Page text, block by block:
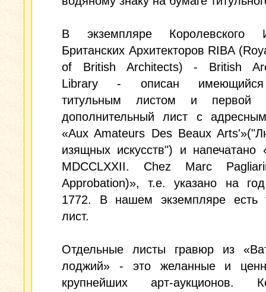
В экземпляре Королевского
Британских Архитекторов RIBA
of British Architects) - British
Library - описан
титульным листом и первой
дополнительный лист с
«Aux Amateurs Des Beaux
изящных искусств") и напечатано
MDCCLXXII. Chez Marc
Approbation)», т.е. указано на
1772. В нашем экземпляре есть
лист.
Отдельные листы гравюр из
лоджий» - это желанные и
крупнейших арт-аукционов.